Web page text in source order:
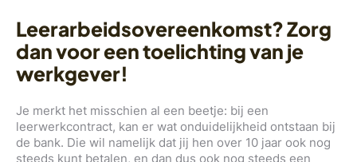
Leerarbeidsovereenkomst? Zorg
dan voor een toelichting van je
werkgever!
Je merkt het misschien al een beetje: bij een
leerwerkcontract, kan er wat onduidelijkheid ontstaan bij
de bank. Die wil namelijk dat jij hen over 10 jaar ook nog
steeds kunt betalen, en dan dus ook nog steeds een